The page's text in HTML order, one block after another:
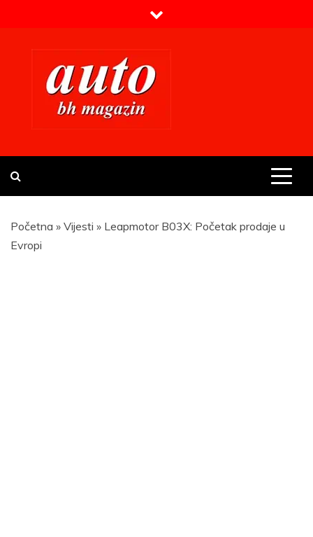
Prvi BH auto magazin
Početna » Vijesti » Leapmotor B03X: Početak prodaje u
Evropi